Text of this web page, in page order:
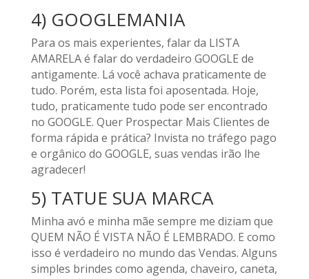
4) GOOGLEMANIA
Para os mais experientes, falar da LISTA
AMARELA é falar do verdadeiro GOOGLE de
antigamente. Lá você achava praticamente de
tudo. Porém, esta lista foi aposentada. Hoje,
tudo, praticamente tudo pode ser encontrado
no GOOGLE. Quer Prospectar Mais Clientes de
forma rápida e prática? Invista no tráfego pago
e orgânico do GOOGLE, suas vendas irão lhe
agradecer!
5) TATUE SUA MARCA
Minha avó e minha mãe sempre me diziam que
QUEM NÃO É VISTA NÃO É LEMBRADO. E como
isso é verdadeiro no mundo das Vendas. Alguns
simples brindes como agenda, chaveiro, caneta,